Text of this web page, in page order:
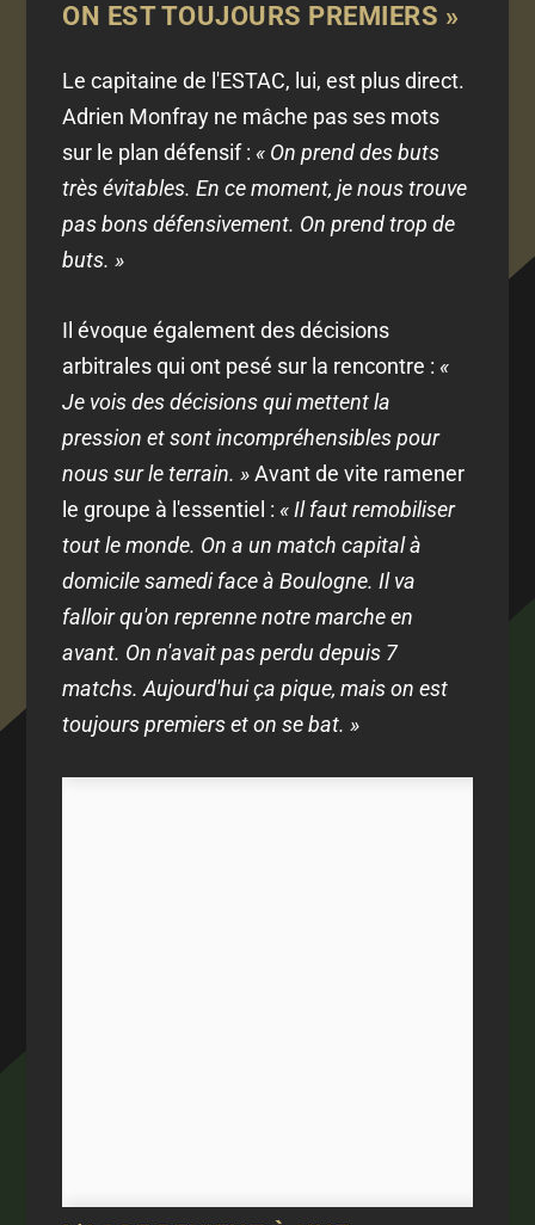
ON EST TOUJOURS PREMIERS »
Le capitaine de l'ESTAC, lui, est plus direct.
Adrien Monfray ne mâche pas ses mots
sur le plan défensif :« On prend des buts
très évitables. En ce moment, je nous trouve
pas bons défensivement. On prend trop de
buts. »
Il évoque également des décisions
arbitrales qui ont pesé sur la rencontre :«
Je vois des décisions qui mettent la
pression et sont incompréhensibles pour
nous sur le terrain. »Avant de vite ramener
le groupe à l'essentiel :« Il faut remobiliser
tout le monde. On a un match capital à
domicile samedi face à Boulogne. Il va
falloir qu'on reprenne notre marche en
avant. On n'avait pas perdu depuis 7
matchs. Aujourd'hui ça pique, mais on est
toujours premiers et on se bat. »